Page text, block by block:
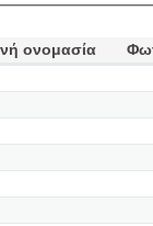
ονομασία